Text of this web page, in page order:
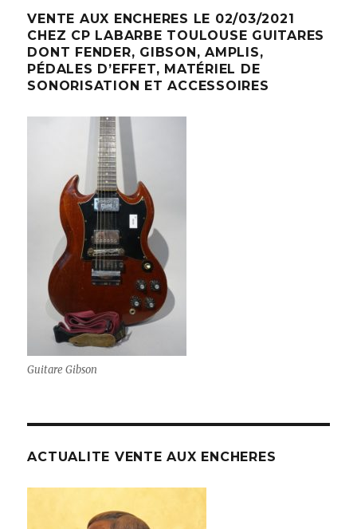
VENTE AUX ENCHERES LE 02/03/2021
CHEZ CP LABARBE TOULOUSE GUITARES
DONT FENDER, GIBSON, AMPLIS,
PÉDALES D’EFFET, MATÉRIEL DE
SONORISATION ET ACCESSOIRES
Guitare Gibson
ACTUALITE VENTE AUX ENCHERES